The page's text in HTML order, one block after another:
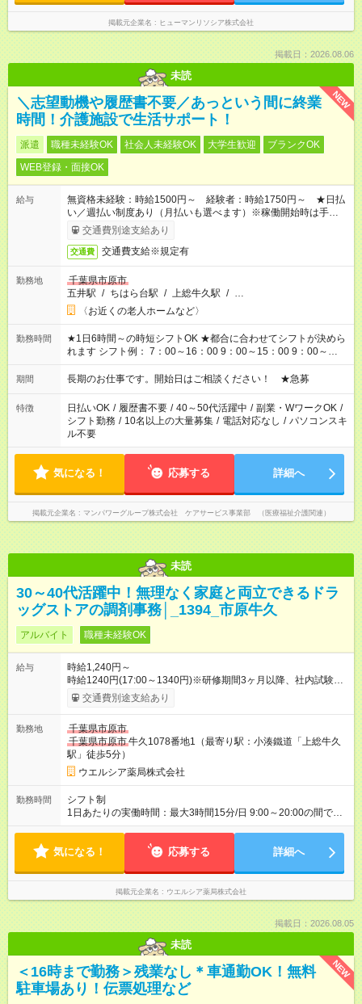
掲載元企業名 ヒューマンリソシア株式会社
掲載日：2026.08.06
未読
NEW
＼志望動機や履歴書不要／あっという間に終業
時間！介護施設で生活サポート！
派遣 職種未経験OK 社会人未経験OK 大学生歓迎
ブランクOK
WEB登録・面接OK
給与
無資格未経験：時給1500円～ 経験者：時給1750円～ ★日払
い／週払い制度あり（月払いも選べます）※稼働開始時は手続き
完了次第のお支払いとなります。
交通費別途支給あり
交通費 交通費支給※規定有
勤務地
千葉県市原市
五井駅 / ちはら台駅 / 上総牛久駅 / …
〈お近くの老人ホームなど〉
勤務時間
★1日6時間～の時短シフトOK ★都合に合わせてシフトが決めら
れます シフト例： 7：00～16：00 9：00～15：00 9：00～
18：00 11：00～20：00 など ※Wワークの場合、他のお仕事と
合わせ週40時間超の就業はご案内できません ※法令に基づき、
派遣法（日雇い派遣の原則禁止）により、短時間・短期間の就
業はご案内が難しい場合があります
期間 長期のお仕事です。開始日はご相談ください！ ★急募
特徴 日払いOK / 履歴書不要 / 40～50代活躍中 / 副業・WワークOK /
シフト勤務 / 10名以上の大量募集 / 電話対応なし / パソコンスキ
ル不要
気になる！ 応募する 詳細へ
掲載元企業名 マンパワーグループ株式会社 ケアサービス事業部 （医療福祉介護関連）
未読
30～40代活躍中！無理なく家庭と両立できるドラ
ッグストアの調剤事務│_1394_市原牛久
アルバイト 職種未経験OK
給与
時給1,240円～
時給1240円(17:00～1340円)※研修期間3ヶ月以降、社内試験に
よる更新判定あり 社内試験合格後、時給＋50～100円の昇給あ
り （大学生は＋20円） 試用期間あり：入社日から3ヶ月間／本
間の長さ：3ヶ月 雇用形態、給与は本採用時と同じです。
交通費別途支給あり
勤務地
千葉県市原市
千葉県市原市牛久1078番地1（最寄り駅：小湊鐵道「上総牛久
駅」徒歩5分）
ウエルシア薬局株式会社
勤務時間
シフト制
1日あたりの実働時間：最大3時間15分/日 9:00～20:00の間で1
日3.25時間の勤務 ☆週2～5日の勤務 ※勤務曜日応相談 ☆未経
気になる！ 応募する 詳細へ
掲載元企業名 ウエルシア薬局株式会社
掲載日：2026.08.05
未読
NEW
＜16時まで勤務＞残業なし＊車通勤OK！無料
駐車場あり！伝票処理など